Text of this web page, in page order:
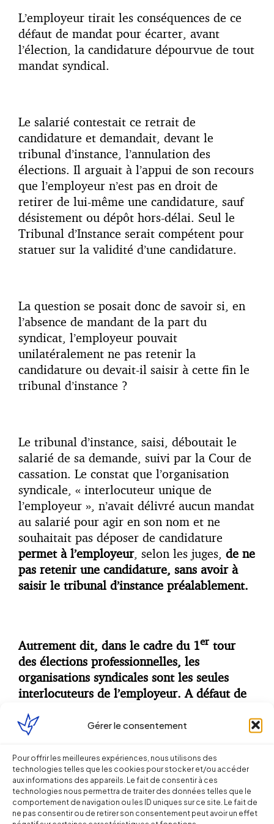
Gérer le consentement
Pour offrir les meilleures expériences, nous utilisons des
technologies telles que les cookies pour stocker et/ou accéder
aux informations des appareils. Le fait de consentir à ces
technologies nous permettra de traiter des données telles que le
comportement de navigation ou les ID uniques sur ce site. Le fait de
ne pas consentir ou de retirer son consentement peut avoir un effet
L’employeur tirait les conséquences de ce
défaut de mandat pour écarter, avant
l’élection, la candidature dépourvue de tout
mandat syndical.
Le salarié contestait ce retrait de
candidature et demandait, devant le
tribunal d’instance, l’annulation des
élections. Il arguait à l’appui de son recours
que l’employeur n’est pas en droit de
retirer de lui-même une candidature, sauf
désistement ou dépôt hors-délai. Seul le
Tribunal d’Instance serait compétent pour
statuer sur la validité d’une candidature.
La question se posait donc de savoir si, en
l’absence de mandant de la part du
syndicat, l’employeur pouvait
unilatéralement ne pas retenir la
candidature ou devait-il saisir à cette fin le
tribunal d’instance ?
Le tribunal d’instance, saisi, déboutait le
salarié de sa demande, suivi par la Cour de
cassation. Le constat que l’organisation
syndicale, « interlocuteur unique de
l’employeur », n’avait délivré aucun mandat
au salarié pour agir en son nom et ne
souhaitait pas déposer de candidature
permet à l’employeur, selon les juges, de ne
pas retenir une candidature, sans avoir à
saisir le tribunal d’instance préalablement.
Autrement dit, dans le cadre du 1er tour
des élections professionnelles, les
organisations syndicales sont les seules
interlocuteurs de l’employeur. A défaut de
tout document probant d’une organisation
syndicale mentionnant sa participation à
libre de rejeter les candidatures au 1
tour.
Peu importe les dires d’un salarié.